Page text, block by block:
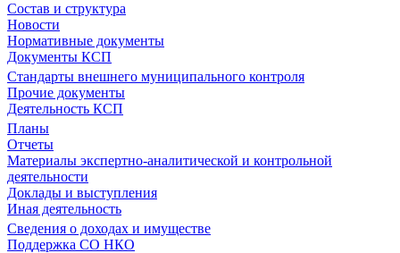
Состав и структура
Новости
Нормативные документы
Документы КСП
Стандарты внешнего муниципального контроля
Прочие документы
Деятельность КСП
Планы
Отчеты
Материалы экспертно-аналитической и контрольной
деятельности
Доклады и выступления
Иная деятельность
Сведения о доходах и имуществе
Поддержка СО НКО